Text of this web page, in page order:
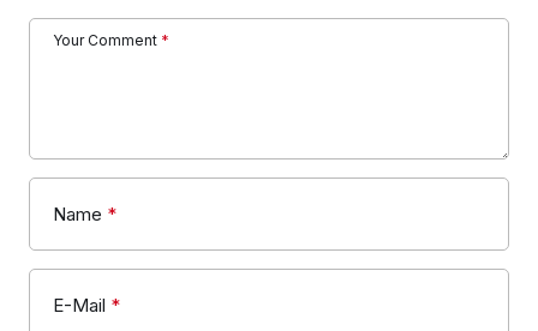
Your Comment *
Name *
E-Mail *